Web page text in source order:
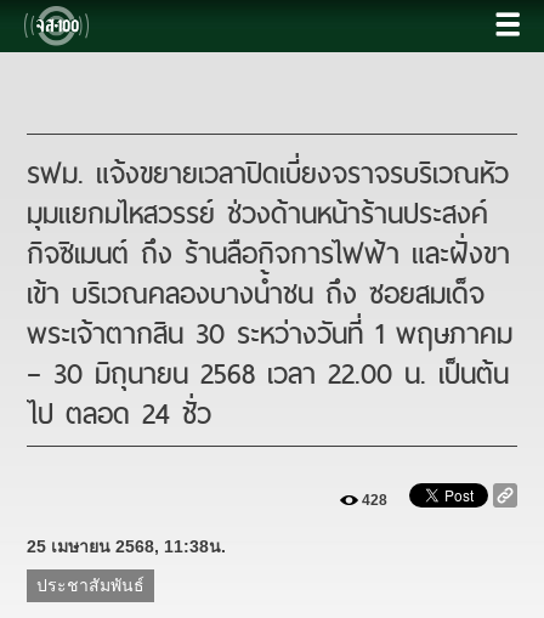
รฟม. แจ้งขยายเวลาปิดเบี่ยงจราจรบริเวณหัว
มุมแยกมไหสวรรย์ ช่วงด้านหน้าร้านประสงค์
กิจซิเมนต์ ถึง ร้านลือกิจการไฟฟ้า และฝั่งขา
เข้า บริเวณคลองบางน้ำชน ถึง ซอยสมเด็จ
พระเจ้าตากสิน 30 ระหว่างวันที่ 1 พฤษภาคม
– 30 มิถุนายน 2568 เวลา 22.00 น. เป็นต้น
ไป ตลอด 24 ชั่ว
428
25 เมษายน 2568, 11:38น.
ประชาสัมพันธ์